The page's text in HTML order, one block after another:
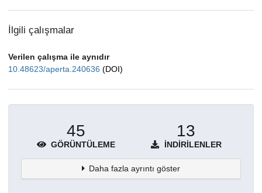
İlgili çalışmalar
Verilen çalışma ile aynıdır
10.48623/aperta.240636 (DOI)
45
GÖRÜNTÜLEME
13
İNDIRILENLER
Daha fazla ayrıntı göster